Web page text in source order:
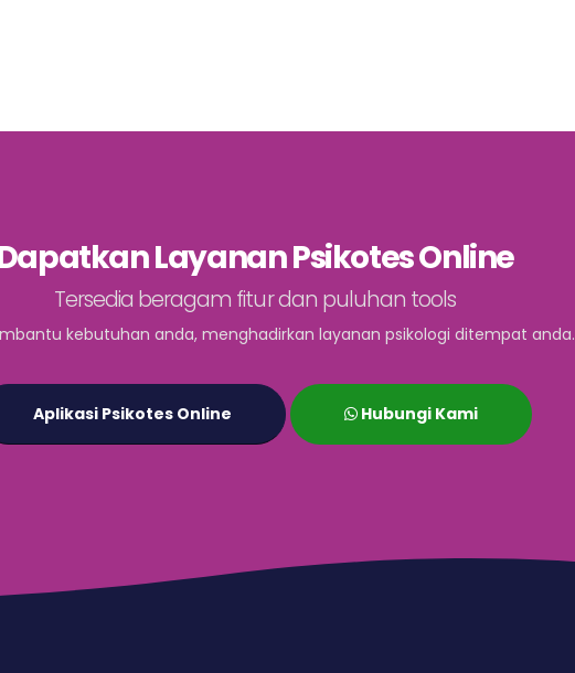
Layanan Psikotes Online
Tersedia beragam fitur dan puluhan tools
kebutuhan anda, menghadirkan layanan psikologi ditempat anda.
Aplikasi Psikotes Online Hubungi Kami